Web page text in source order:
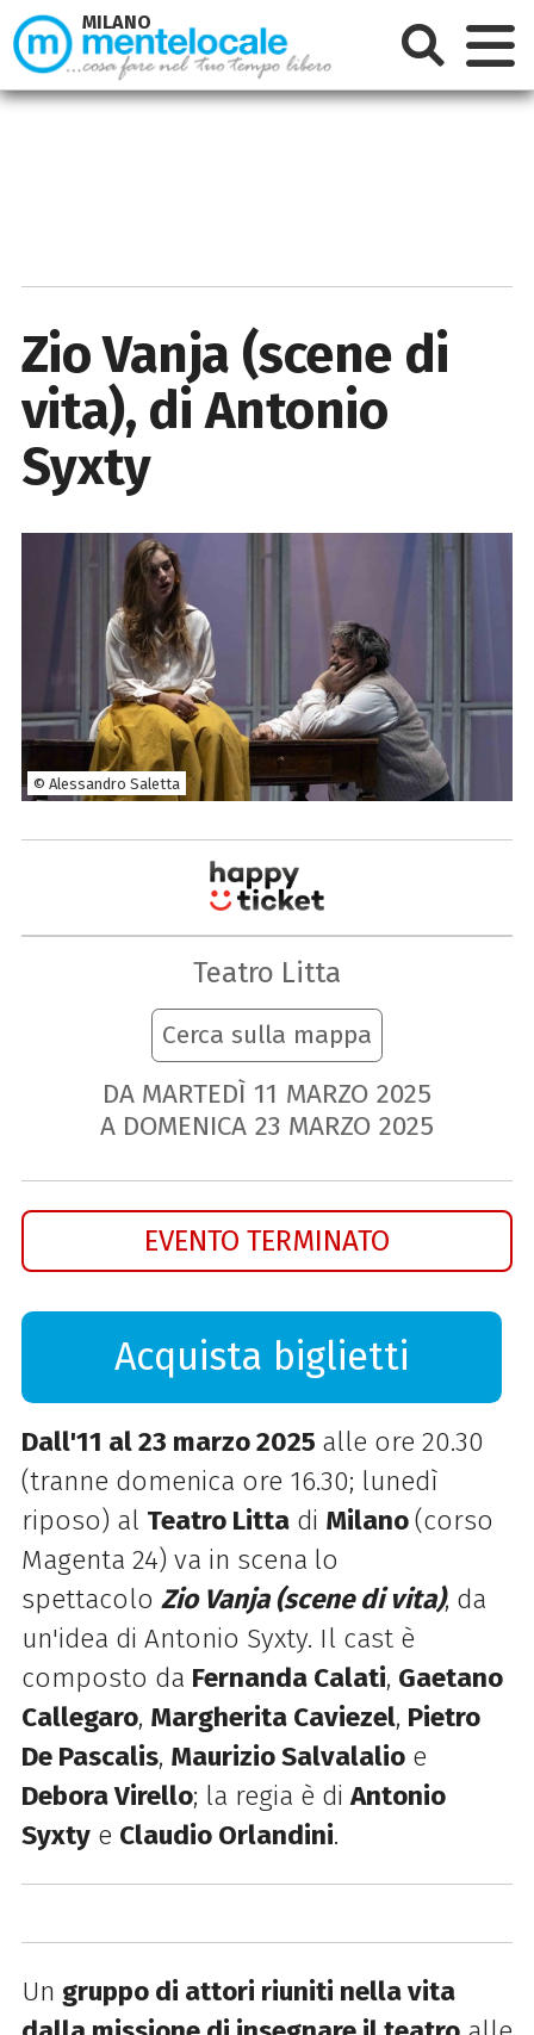
Zio Vanja (scene di
vita), di Antonio
Syxty
© Alessandro Saletta
Teatro Litta
Cerca sulla mappa
DA MARTEDÌ 11 MARZO 2025
A DOMENICA 23 MARZO 2025
EVENTO TERMINATO
Acquista biglietti
Dall'11 al 23 marzo 2025 alle ore 20.30
(tranne domenica ore 16.30; lunedì
riposo) al Teatro Littadi Milano(corso
Magenta 24) va in scena lo
spettacolo Zio Vanja (scene di vita), da
un'idea di Antonio Syxty. Il cast è
composto da Fernanda Calati, Gaetano
Callegaro, Margherita Caviezel, Pietro
De Pascalis, Maurizio Salvalalioe
Debora Virello; la regia è diAntonio
Syxtye Claudio Orlandini.
Un gruppo di attori riuniti nella vita
MILANO